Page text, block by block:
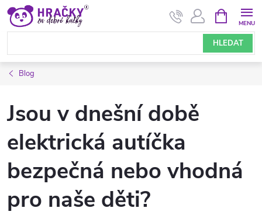
Přejít
obsah
HLEDAT
NÁKUPNÍ
KOŠÍK
Blog
Jsou v dnešní době
elektrická autíčka
bezpečná nebo vhodná
pro naše děti?